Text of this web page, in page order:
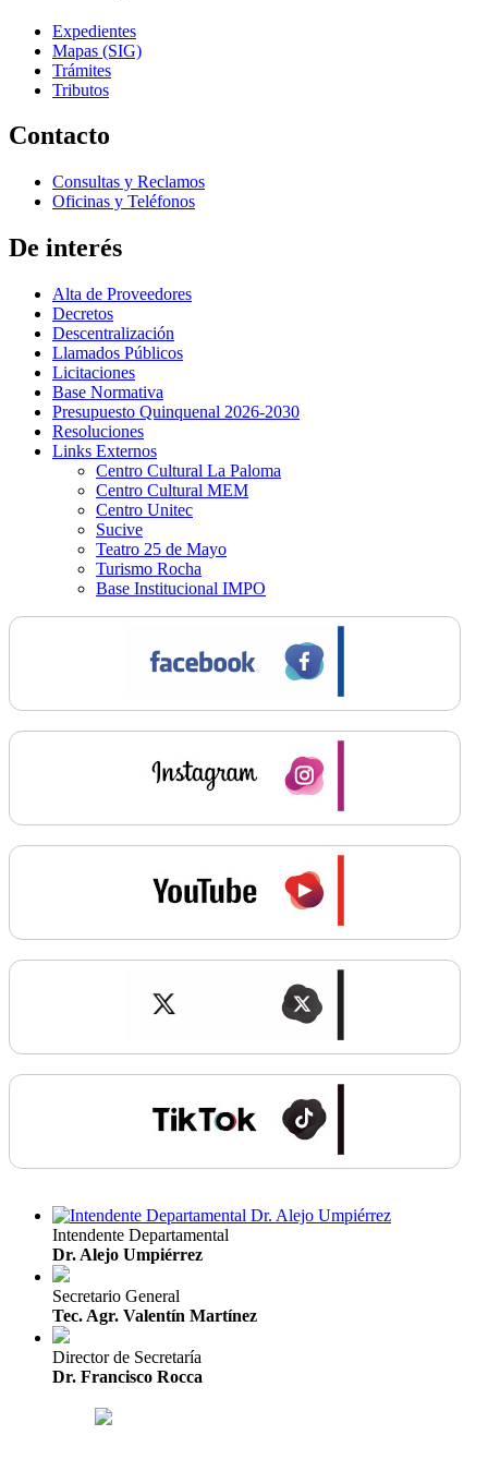
Expedientes
Mapas (SIG)
Trámites
Tributos
Contacto
Consultas y Reclamos
Oficinas y Teléfonos
De interés
Alta de Proveedores
Decretos
Descentralización
Llamados Públicos
Licitaciones
Base Normativa
Presupuesto Quinquenal 2026-2030
Resoluciones
Links Externos
Centro Cultural La Paloma
Centro Cultural MEM
Centro Unitec
Sucive
Teatro 25 de Mayo
Turismo Rocha
Base Institucional IMPO
Intendente Departamental
Dr. Alejo Umpiérrez
Secretario General
Tec. Agr. Valentín Martínez
Director de Secretaría
Dr. Francisco Rocca